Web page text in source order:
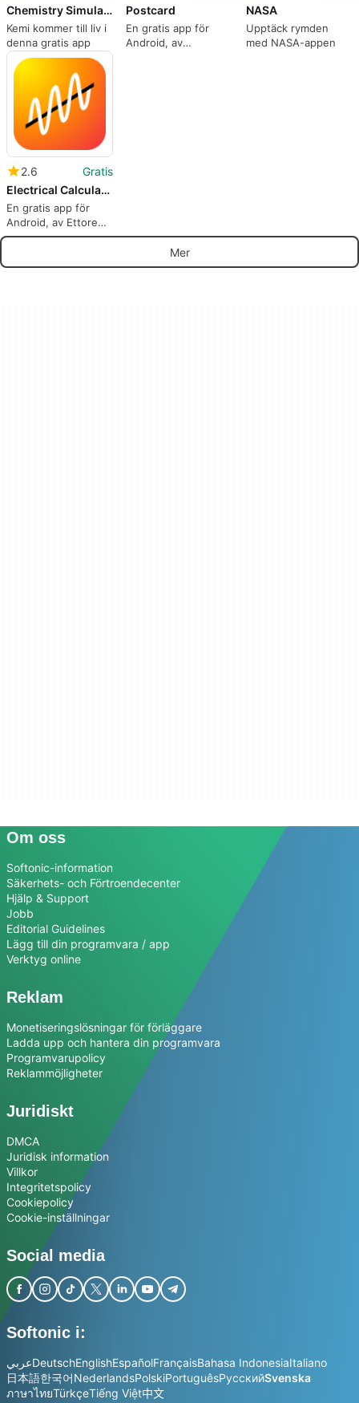
Chemistry Simulator AR
Kemi kommer till liv i
denna gratis app
Postcard
En gratis app för
Android, av
NASA
Upptäck rymden
med NASA-appen
2.6
Gratis
Electrical Calculations
En gratis app för
Android, av Ettore
Gallina.
Mer
Om oss
Softonic-information
Säkerhets- och Förtroendecenter
Hjälp & Support
Jobb
Editorial Guidelines
Lägg till din programvara / app
Verktyg online
Reklam
Monetiseringslösningar för förläggare
Ladda upp och hantera din programvara
Programvarupolicy
Reklammöjligheter
Juridiskt
DMCA
Juridisk information
Villkor
Integritetspolicy
Cookiepolicy
Cookie-inställningar
Social media
Softonic i:
عربيDeutschEnglishEspañolFrançaisBahasa IndonesiaItaliano
日本語한국어NederlandsPolskiPortuguêsРусскийSvenska
ภาษาไทยTürkçeTiếng Việt中文